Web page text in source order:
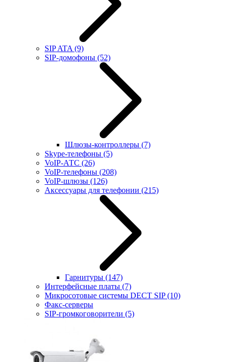
SIP ATA (9)
SIP-домофоны (52)
Шлюзы-контроллеры (7)
Skype-телефоны (5)
VoIP-АТС (26)
VoIP-телефоны (208)
VoIP-шлюзы (126)
Аксессуары для телефонии (215)
Гарнитуры (147)
Интерфейсные платы (7)
Микросотовые системы DECT SIP(10)
Факс-серверы
SIP-громкоговорители (5)